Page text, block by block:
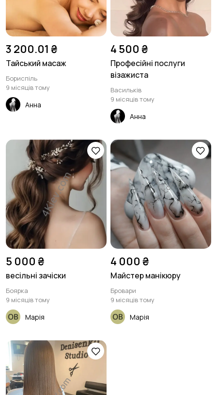
Виготовлення на
замовлення
Догляд за тваринами
6
Таро, езотерика Інше 4
3 200.01 ₴
Тайський масаж
Бориспіль
9 місяців тому
Анна
4 500 ₴
Професійні послуги
візажиста
Васильків
9 місяців тому
Анна
5 000 ₴
весільні зачіски
Боярка
9 місяців тому
Марія
4 000 ₴
Майстер манікюру
Бровари
9 місяців тому
Марія